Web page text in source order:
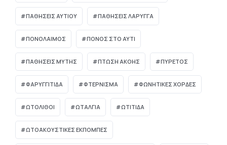
ΠΑΘΗΣΕΙΣ ΑΥΤΙΟΥ ΠΑΘΗΣΕΙΣ ΛΑΡΥΓΓΑ
ΠΟΝΟΛΑΙΜΟΣ ΠΟΝΟΣ ΣΤΟ ΑΥΤΙ
ΠΑΘΉΣΕΙΣ ΜΎΤΗΣ ΠΤΏΣΗ ΑΚΟΉΣ ΠΥΡΕΤΌΣ
ΦΑΡΥΓΓΙΤΙΔΑ ΦΤΕΡΝΙΣΜΑ ΦΩΝΗΤΙΚΕΣ ΧΟΡΔΕΣ
ΩΤΌΛΙΘΟΙ ΩΤΑΛΓΙΑ ΩΤΙΤΙΔΑ
ΩΤΟΑΚΟΥΣΤΙΚΈΣ ΕΚΠΟΜΠΈΣ